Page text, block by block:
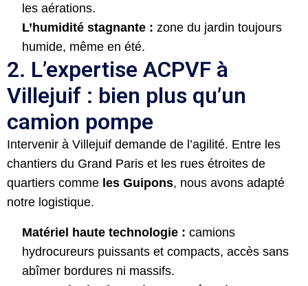
les aérations.
L’humidité stagnante : zone du jardin toujours
humide, même en été.
2. L’expertise ACPVF à
Villejuif : bien plus qu’un
camion pompe
Intervenir à Villejuif demande de l’agilité. Entre les
chantiers du Grand Paris et les rues étroites de
quartiers comme les Guipons, nous avons adapté
notre logistique.
Matériel haute technologie : camions
hydrocureurs puissants et compacts, accès sans
abîmer bordures ni massifs.